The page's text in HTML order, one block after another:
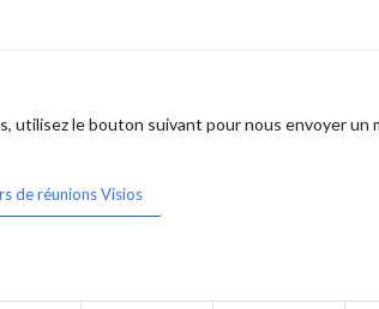
le bouton suivant pour nous envoyer un
de réunions Visios